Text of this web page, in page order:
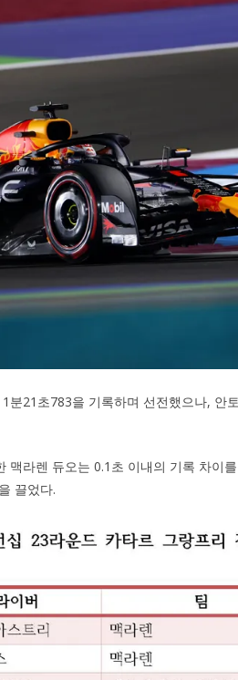
분21초783을 기록하며 선전했으나, 안
맥라렌 듀오는 0.1초 이내의 기록 차이
끌었다.